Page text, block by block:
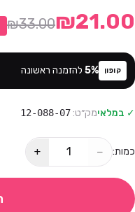
₪21.00
₪33.00
קופון 5% להזמנה ראשונה
✓ במלאימק״ט:12-088-07
כמות: −
+